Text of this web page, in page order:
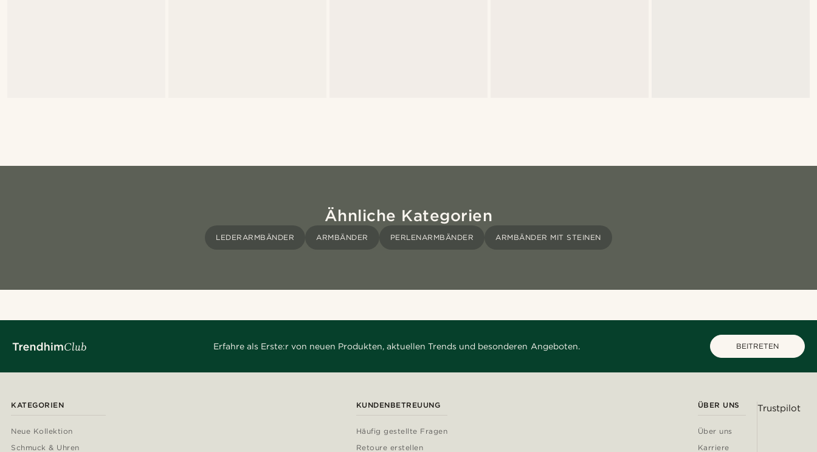
Ähnliche Kategorien
LEDERARMBÄNDER ARMBÄNDER PERLENARMBÄNDER ARMBÄNDER MIT STEINEN
Erfahre als Erste:r von neuen Produkten, aktuellen Trends und besonderen Angeboten. BEITRETEN
KATEGORIEN
Neue Kollektion
Schmuck & Uhren
KUNDENBETREUUNG
Häufig gestellte Fragen
Retoure erstellen
ÜBER UNS
Über uns
Karriere
Trustpilot